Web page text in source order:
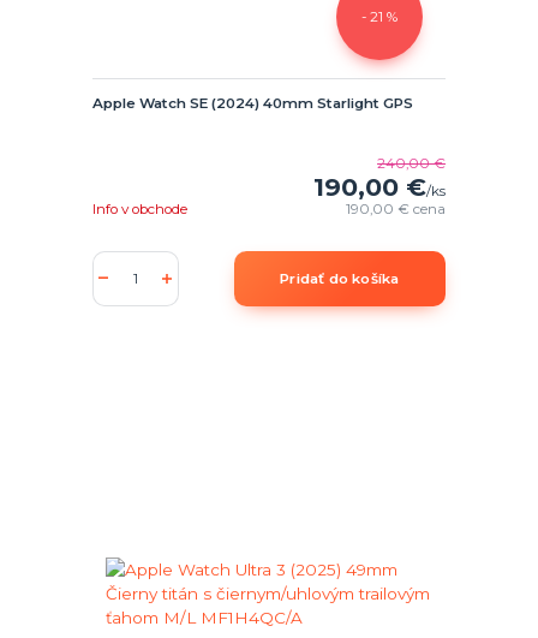
- 21 %
Apple Watch SE (2024) 40mm Starlight GPS
240,00 €
190,00 €/ks
190,00 €cena
Info v obchode
Pridať do košíka